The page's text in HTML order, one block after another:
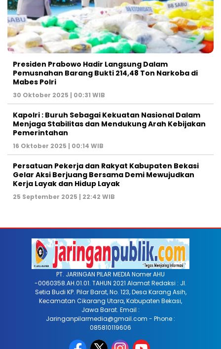
Presiden Prabowo Hadir Langsung Dalam
Pemusnahan Barang Bukti 214,48 Ton Narkoba di
Mabes Polri
30 Oktober 2025 | 00:31 WIB
Kapolri : Buruh Sebagai Kekuatan Nasional Dalam
Menjaga Stabilitas dan Mendukung Arah Kebijakan
Pemerintahan
16 Oktober 2025 | 00:14 WIB
Persatuan Pekerja dan Rakyat Kabupaten Bekasi
Gelar Aksi Berjuang Bersama Demi Mewujudkan
Kerja Layak dan Hidup Layak
25 September 2025 | 22:42 WIB
PT. JARINGAN PILAR MEDIA Nomer AHU
-0060358.AH.01.01. TAHUN 2021 Alamat Redaksi : Jl.
Setia Budi KP. Pilar Barat, No. 123, Desa Karang Asih,
Kecamatan Cikarang Utara, Kabupaten Bekasi,
Jawa Barat. Email :
Jaringanpilarmedia@gmail.com - Phone :
085810119606